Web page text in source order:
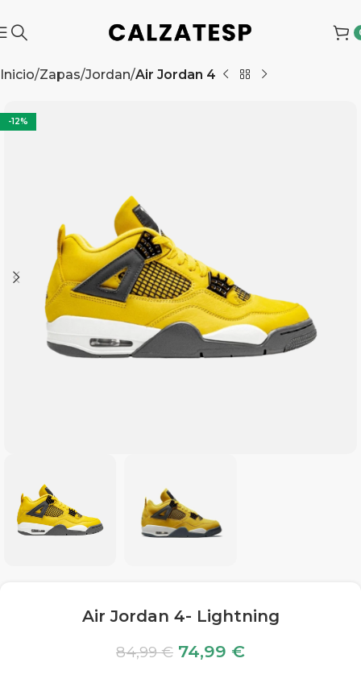
Inicio Zapas Jordan Air Jordan 4
-12%
Air Jordan 4- Lightning
84,99€ 74,99 €